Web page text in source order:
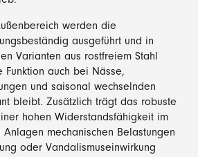
werden die
ausgeführt und in
Varianten aus rostfreiem Stahl
auch bei Nässe,
und saisonal wechselnden
bleibt. Zusätzlich trägt das robuste
hohen Widerstandsfähigkeit im
mechanischen Belastungen
oder Vandalismuseinwirkung